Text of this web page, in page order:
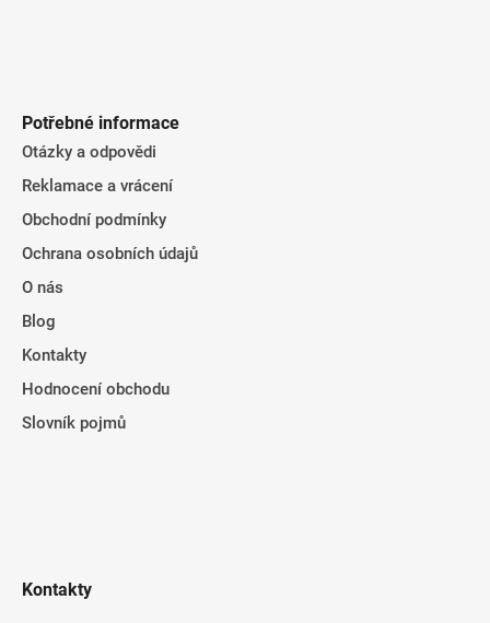
Potřebné informace
Otázky a odpovědi
Reklamace a vrácení
Obchodní podmínky
Ochrana osobních údajů
O nás
Blog
Kontakty
Hodnocení obchodu
Slovník pojmů
Kontakty